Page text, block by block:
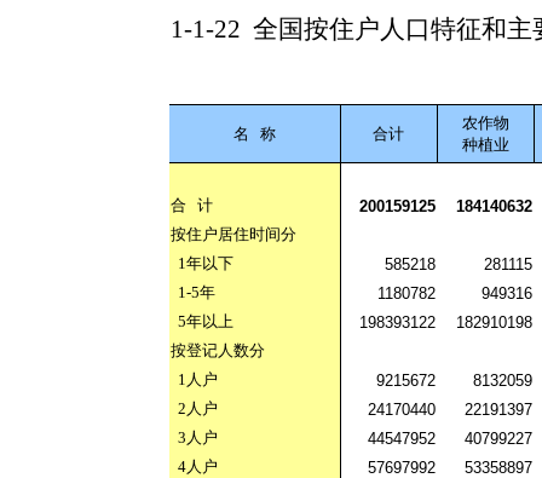
1-1-22 全国按住户人口特征和
名 称 合计
农作物
种植业
合 计 200159125
184140632
按住户居住时间分
1年以下 585218
281115
1-5年 1180782
949316
5年以上 198393122
182910198
按登记人数分
1 人户 9215672
8132059
2 人户 24170440
22191397
3 人户 44547952
40799227
4人户 57697992
53358897